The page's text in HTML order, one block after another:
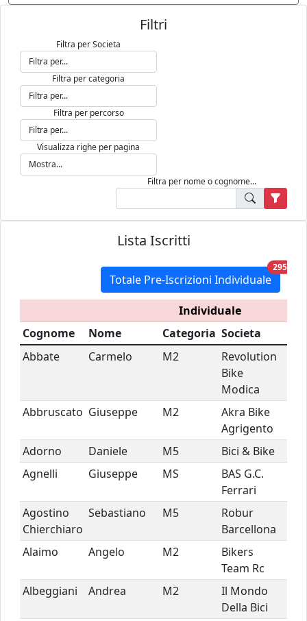
Filtri
Filtra per Societa
Filtra per categoria
Filtra per percorso
Visualizza righe per pagina
Filtra per nome o cognome...
Lista Iscritti
Totale Pre-Iscrizioni Individuale
295
Individuale
Cognome
Nome Categoria Societa
Abbate
Carmelo M2
Revolution
Bike
Modica
Abbruscato Giuseppe M2
Akra Bike
Agrigento
Adorno
Daniele M5
Bici & Bike
Agnelli
Giuseppe MS
BAS G.C.
Ferrari
Agostino
Chierchiaro
Sebastiano M5
Robur
Barcellona
Alaimo
Angelo M2
Bikers
Team Rc
Albeggiani
Andrea M2
Il Mondo
Della Bici